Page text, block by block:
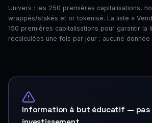
Univers : les 250 premières capitalisations,
wrappés/stakés et or tokenisé. La liste «
150 premières capitalisations pour garantir la
recalculées une fois par jour ; aucune donnée
Information à but éducatif — pas